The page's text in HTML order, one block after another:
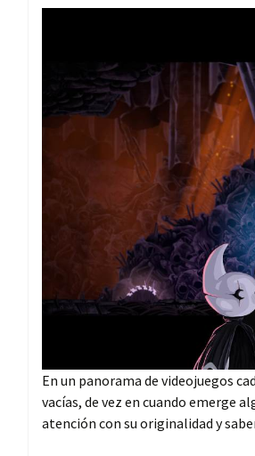
En un panorama de videojuegos
vacías, de vez en cuando emerge
atención con su originalidad y